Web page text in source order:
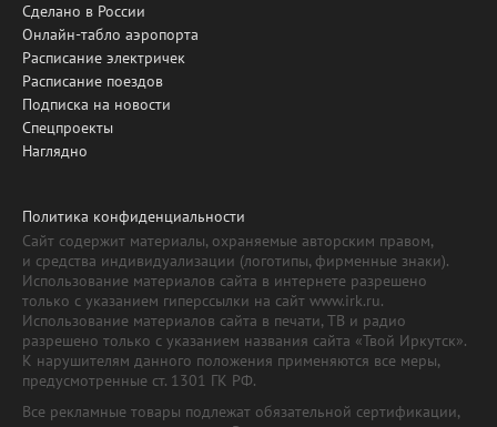
Сделано в России
Онлайн-табло аэропорта
Расписание электричек
Расписание поездов
Подписка на новости
Спецпроекты
Наглядно
Политика конфиденциальности
Сайт содержит материалы, охраняемые авторским правом,
и средства индивидуализации (логотипы, фирменные знаки).
Использование материалов сайта в интернете разрешено
только с указанием гиперссылки на сайт www.irk.ru.
Использование материалов сайта в печати, ТВ и радио
разрешено только с указанием названия сайта «Твой Иркутск».
К нарушителям данного положения применяются все меры,
предусмотренные ст. 1301 ГК РФ.
Все рекламные товары подлежат обязательной сертификации,